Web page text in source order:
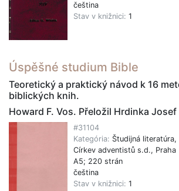
čeština
Stav v knižnici: 1
Úspěšné studium Bible
Teoretický a praktický návod k 16
biblických knih.
Howard F. Vos. Přeložil Hrdinka Josef
#31104
Kategória: Študijná
Církev adventistů s.d., Praha
A5; 220 strán
čeština
Stav v knižnici: 1